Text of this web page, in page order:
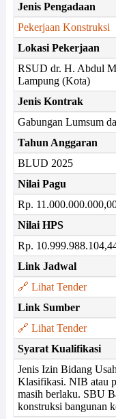
Jenis Pengadaan
Pekerjaan Konstruksi
Lokasi Pekerjaan
RSUD dr. H. Abdul
Lampung (Kota)
Jenis Kontrak
Gabungan Lumsum
Tahun Anggaran
BLUD 2025
Nilai Pagu
Rp.
Nilai HPS
Rp.
Link Jadwal
🔗 Lihat Tender
Link Sumber
🔗 Lihat Tender
Syarat Kualifikasi
Jenis Izin Bidang
Klasifikasi. NIB atau
masih berlaku. SBU
konstruksi bangunan